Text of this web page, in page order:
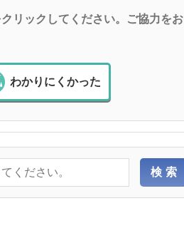
リックしてください。ご協力をお
わかりにくかった